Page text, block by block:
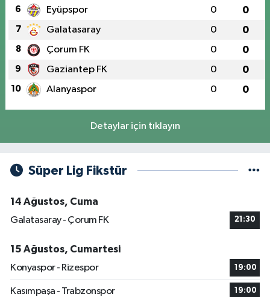
6 Eyüpspor 0 0
7 Galatasaray 0 0
8 Çorum FK 0 0
9 Gaziantep FK 0 0
10 Alanyaspor 0 0
Detaylar için tıklayın
Süper Lig Fikstür
14 Ağustos, Cuma
Galatasaray - Çorum FK
21:30
15 Ağustos, Cumartesi
Konyaspor - Rizespor
19:00
Kasımpaşa - Trabzonspor 19:00